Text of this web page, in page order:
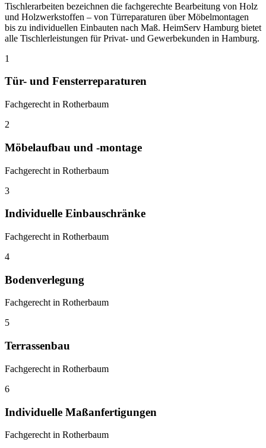
Tischlerarbeiten bezeichnen die fachgerechte Bearbeitung von Holz
und Holzwerkstoffen – von Türreparaturen über Möbelmontagen
bis zu individuellen Einbauten nach Maß. HeimServ Hamburg bietet
alle Tischlerleistungen für Privat- und Gewerbekunden in Hamburg.
1
Tür- und Fensterreparaturen
Fachgerecht in Rotherbaum
2
Möbelaufbau und -montage
Fachgerecht in Rotherbaum
3
Individuelle Einbauschränke
Fachgerecht in Rotherbaum
4
Bodenverlegung
Fachgerecht in Rotherbaum
5
Terrassenbau
Fachgerecht in Rotherbaum
6
Individuelle Maßanfertigungen
Fachgerecht in Rotherbaum